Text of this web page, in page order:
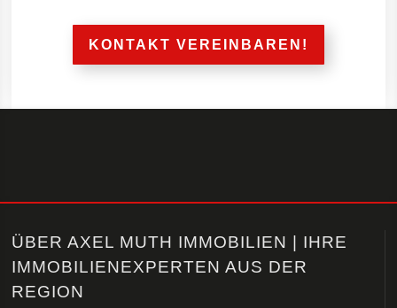
KONTAKT VEREINBAREN!
ÜBER AXEL MUTH IMMOBILIEN | IHRE
IMMOBILIENEXPERTEN AUS DER
REGION